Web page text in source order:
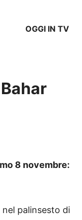
OGGI IN TV
8 novembre:
palinsesto di